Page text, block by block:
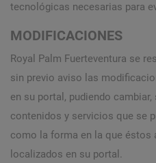
tecnológicas necesarias para
MODIFICACIONES
Royal Palm Fuerteventura se
sin previo aviso las
en su portal, pudiendo
contenidos y servicios que se
como la forma en la que éstos
localizados en su portal.